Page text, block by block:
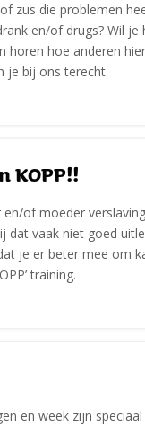
zus die problemen
en/of drugs? Wil je
horen hoe anderen
je bij ons terecht.
KOPP!!
en/of moeder
dat vaak niet goed
je er beter mee om
training.
en week zijn